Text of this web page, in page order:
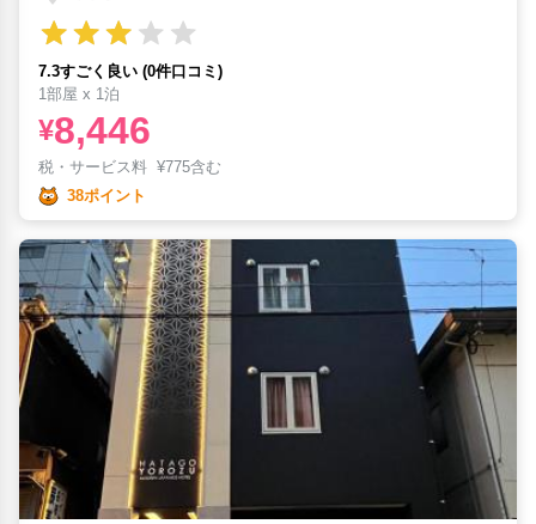
7.3すごく良い (0件口コミ)
1部屋 x 1泊
¥8,446
税・サービス料 ¥775含む
38ポイント